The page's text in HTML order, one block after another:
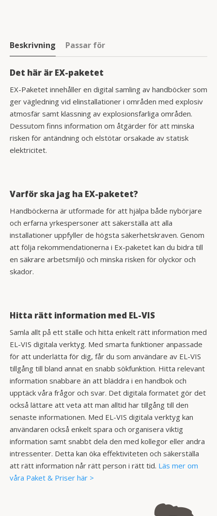
Beskrivning Passar för
Det här är EX-paketet
EX-Paketet innehåller en digital samling av handböcker som
ger vägledning vid elinstallationer i områden med explosiv
atmosfär samt klassning av explosionsfarliga områden.
Dessutom finns information om åtgärder för att minska
risken för antändning och elstötar orsakade av statisk
elektricitet.
Varför ska jag ha EX-paketet?
Handböckerna är utformade för att hjälpa både nybörjare
och erfarna yrkespersoner att säkerställa att alla
installationer uppfyller de högsta säkerhetskraven. Genom
att följa rekommendationerna i Ex-paketet kan du bidra till
en säkrare arbetsmiljö och minska risken för olyckor och
skador.
Hitta rätt information med EL-VIS
Samla allt på ett ställe och hitta enkelt rätt information med
EL-VIS digitala verktyg. Med smarta funktioner anpassade
för att underlätta för dig, får du som användare av EL-VIS
tillgång till bland annat en snabb sökfunktion. Hitta relevant
information snabbare än att bläddra i en handbok och
upptäck våra frågor och svar. Det digitala formatet gör det
också lättare att veta att man alltid har tillgång till den
senaste informationen. Med EL-VIS digitala verktyg kan
användaren också enkelt spara och organisera viktig
information samt snabbt dela den med kollegor eller andra
intressenter. Detta kan öka effektiviteten och säkerställa
att rätt information når rätt person i rätt tid. Läs mer om
våra Paket & Priser här >